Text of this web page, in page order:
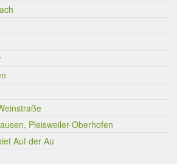
Pleisweiler-Oberhofen
Auf der Au